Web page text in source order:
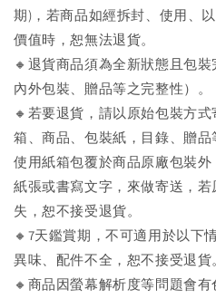
期)，若商品如經拆封、使用、
價值時，恕無法退貨。
🔸退貨商品須為全新狀態且包裝
內外包裝、贈品等之完整性）。
🔸若要退貨，請以原始包裝方
箱、商品、包裝紙，目錄、贈
使用紙箱包覆於商品原廠包裝
紙張或書寫文字，來做寄送，
失，恕不接受退貨。
🔸7天鑑賞期，不可適用於以下
異味、配件不全，恕不接受退貨
🔸商品因螢幕解析度等問題會